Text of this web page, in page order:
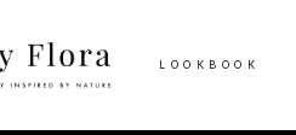
LOOKBOOK